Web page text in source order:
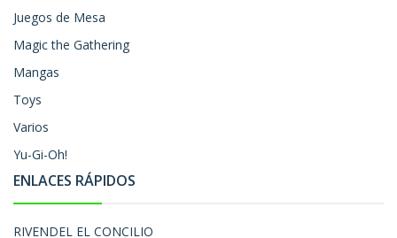
Juegos de Mesa
Magic the Gathering
Mangas
Toys
Varios
Yu-Gi-Oh!
ENLACES RÁPIDOS
RIVENDEL EL CONCILIO